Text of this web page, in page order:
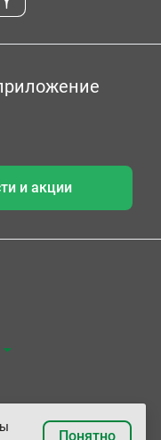
и акции
Понятно